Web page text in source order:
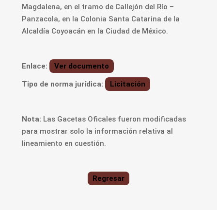
Magdalena, en el tramo de Callejón del Río –
Panzacola, en la Colonia Santa Catarina de la
Alcaldía Coyoacán en la Ciudad de México.
Enlace: Ver documento
Tipo de norma jurídica: Licitación
Nota: Las Gacetas Oficales fueron modificadas
para mostrar solo la información relativa al
lineamiento en cuestión.
Regresar